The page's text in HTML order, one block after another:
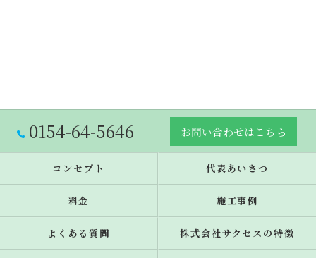
0154-64-5646 お問い合わせはこちら
コンセプト 代表あいさつ
料金 施工事例
よくある質問 株式会社サクセスの特徴